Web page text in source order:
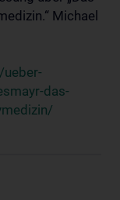
Michael
das-